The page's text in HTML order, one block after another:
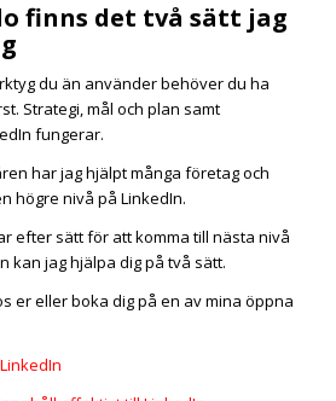
finns det två sätt jag
du än använder behöver du ha
Strategi, mål och plan samt
fungerar.
har jag hjälpt många företag och
högre nivå på LinkedIn.
efter sätt för att komma till nästa nivå
kan jag hjälpa dig på två sätt.
er eller boka dig på en av mina öppna